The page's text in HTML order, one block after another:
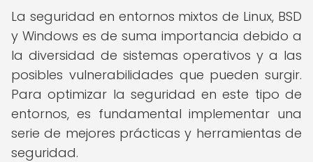
La seguridad en entornos mixtos de Linux, BSD
y Windows es de suma importancia debido a
la diversidad de sistemas operativos y a las
posibles vulnerabilidades que pueden surgir.
Para optimizar la seguridad en este tipo de
entornos, es fundamental implementar una
serie de mejores prácticas y herramientas de
seguridad.